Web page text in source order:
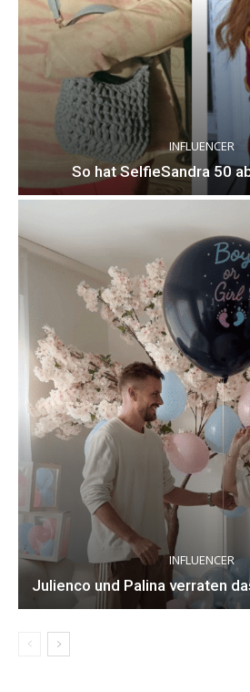
INFLUENCER
So hat SelfieSandra 50
INFLUENCER
Julienco und Palina verraten